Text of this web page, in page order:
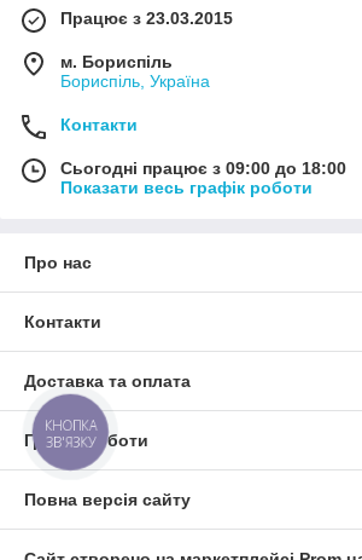
Працює з 23.03.2015
м. Бориспіль
Бориспіль, Україна
Контакти
Сьогодні працює з 09:00 до 18:00
Показати весь графік роботи
Про нас
Контакти
Доставка та оплата
Графік роботи
Повна версія сайту
КНОПКА
ЗВ'ЯЗКУ